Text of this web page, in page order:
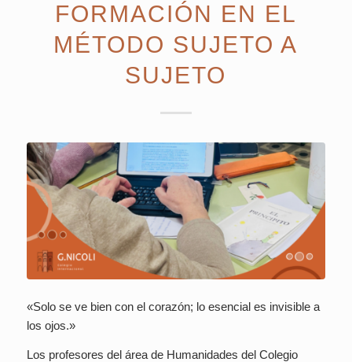
FORMACIÓN EN EL
MÉTODO SUJETO A
SUJETO
«Solo se ve bien con el corazón; lo esencial es invisible a
los ojos.»
Los profesores del área de Humanidades del Colegio